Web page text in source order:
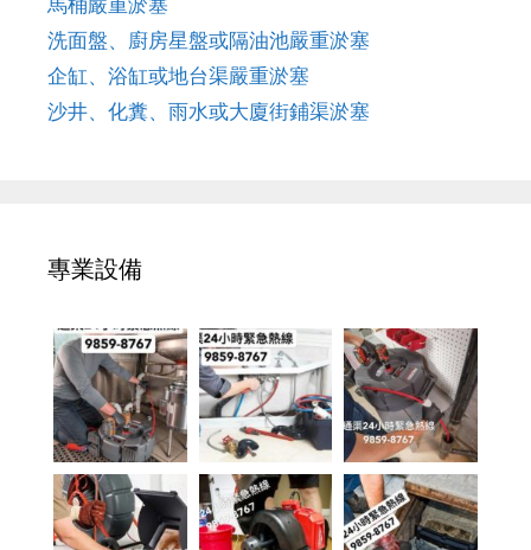
洗面盤、廚房星盤或隔油池嚴重淤塞
企缸、浴缸或地台渠嚴重淤塞
沙井、化糞、雨水或大廈街鋪渠淤塞
專業設備